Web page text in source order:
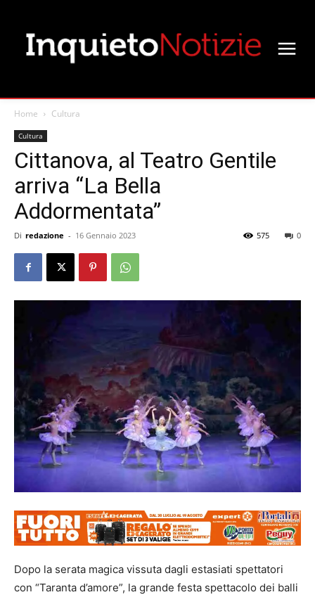
Home Cultura
Cultura
Cittanova, al Teatro Gentile
arriva “La Bella
Addormentata”
Di redazione - 16 Gennaio 2023 0
575
Dopo la serata magica vissuta dagli estasiati spettatori
con “Taranta d’amore”, la grande festa spettacolo dei balli